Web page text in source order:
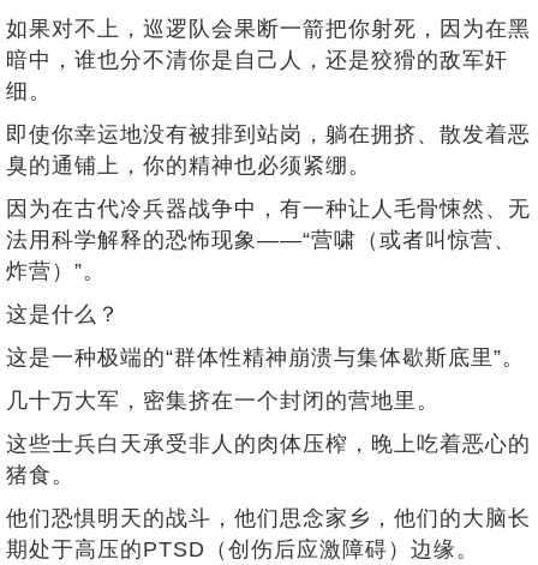
如果对不上，巡逻队会果断一箭把你射死，因为在黑
暗中，谁也分不清你是自己人，还是狡猾的敌军奸
细。
即使你幸运地没有被排到站岗，躺在拥挤、散发着恶
臭的通铺上，你的精神也必须紧绷。
因为在古代冷兵器战争中，有一种让人毛骨悚然、无
法用科学解释的恐怖现象——“营啸（或者叫惊营、
炸营）”。
这是什么？
这是一种极端的“群体性精神崩溃与集体歇斯底里”。
几十万大军，密集挤在一个封闭的营地里。
这些士兵白天承受非人的肉体压榨，晚上吃着恶心的
猪食。
他们恐惧明天的战斗，他们思念家乡，他们的大脑长
期处于高压的PTSD（创伤后应激障碍）边缘。